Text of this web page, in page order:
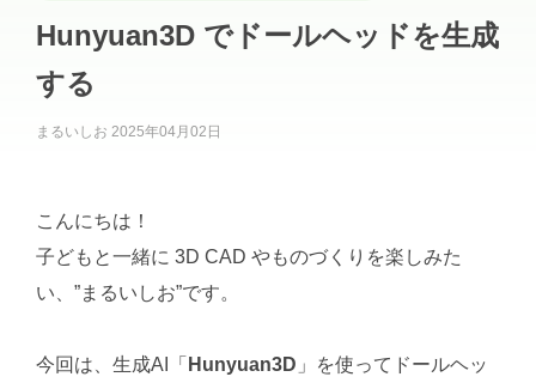
Hunyuan3D でドールヘッドを生成
する
まるいしお 2025年04月02日
こんにちは！
子どもと一緒に 3D CAD やものづくりを楽しみた
い、”まるいしお”です。
今回は、生成AI「 Hunyuan3D 」を使ってドールヘッ